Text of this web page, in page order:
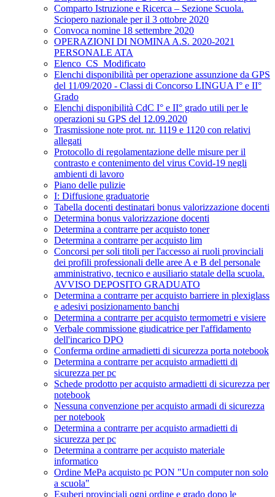
Comparto Istruzione e Ricerca – Sezione Scuola.
Sciopero nazionale per il 3 ottobre 2020
Convoca nomine 18 settembre 2020
OPERAZIONI DI NOMINA A.S. 2020-2021
PERSONALE ATA
Elenco_CS_Modificato
Elenchi disponibilità per operazione assunzione da GPS
del 11/09/2020 - Classi di Concorso LINGUA I° e II°
Grado
Elenchi disponibilità CdC I° e II° grado utili per le
operazioni su GPS del 12.09.2020
Trasmissione note prot. nr. 1119 e 1120 con relativi
allegati
Protocollo di regolamentazione delle misure per il
contrasto e contenimento del virus Covid-19 negli
ambienti di lavoro
Piano delle pulizie
I: Diffusione graduatorie
Tabella docenti destinatari bonus valorizzazione docenti
Determina bonus valorizzazione docenti
Determina a contrarre per acquisto toner
Determina a contrarre per acquisto lim
Concorsi per soli titoli per l'accesso ai ruoli provinciali
dei profili professionali delle aree A e B del personale
amministrativo, tecnico e ausiliario statale della scuola.
AVVISO DEPOSITO GRADUATO
Determina a contrarre per acquisto barriere in plexiglass
e adesivi posizionamento banchi
Determina a contrarre per acquisto termometri e visiere
Verbale commissione giudicatrice per l'affidamento
dell'incarico DPO
Conferma ordine armadietti di sicurezza porta notebook
Determina a contrarre per acquisto armadietti di
sicurezza per pc
Schede prodotto per acquisto armadietti di sicurezza per
notebook
Nessuna convenzione per acquisto armadi di sicurezza
per notebook
Determina a contrarre per acquisto armadietti di
sicurezza per pc
Determina a contrarre per acquisto materiale
informatico
Ordine MePa acquisto pc PON "Un computer non solo
a scuola"
Esuberi provinciali ogni ordine e grado dopo le